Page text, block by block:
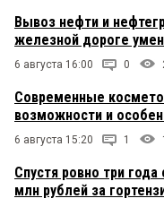
Вывоз нефти и
железной дороге
6 августа 16:00 0
Современные
возможности и
6 августа 15:20 1
Спустя ровно три
млн рублей за